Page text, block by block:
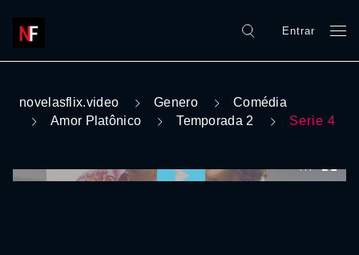
Entrar
novelasflix.video Genero
Comédia
Amor Platônico
Temporada 2 Serie 4